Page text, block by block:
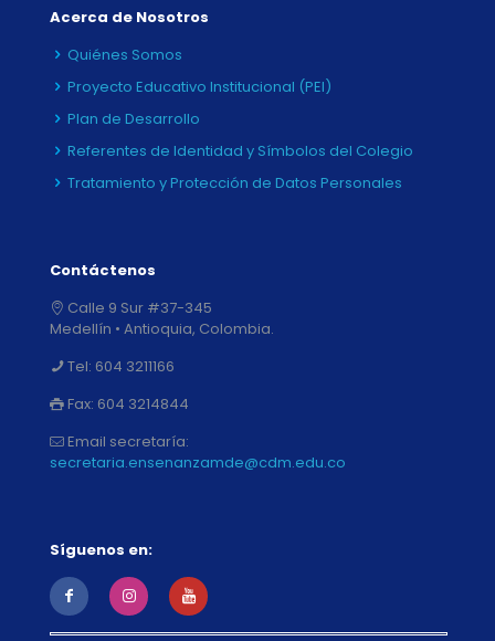
Acerca de Nosotros
Quiénes Somos
Proyecto Educativo Institucional (PEI)
Plan de Desarrollo
Referentes de Identidad y Símbolos del Colegio
Tratamiento y Protección de Datos Personales
Contáctenos
Calle 9 Sur #37-345
Medellín • Antioquia, Colombia.
Tel: 604 3211166
Fax: 604 3214844
Email secretaría:
secretaria.ensenanzamde@cdm.edu.co
Síguenos en: